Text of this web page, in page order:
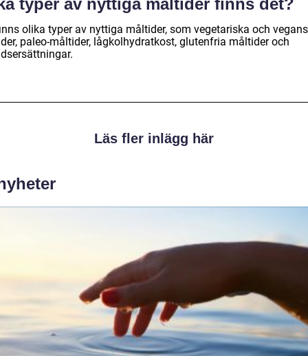
olika typer av nyttiga måltider, som vegetariska och
paleo-måltider, lågkolhydratkost, glutenfria måltider och
Läs fler inlägg här